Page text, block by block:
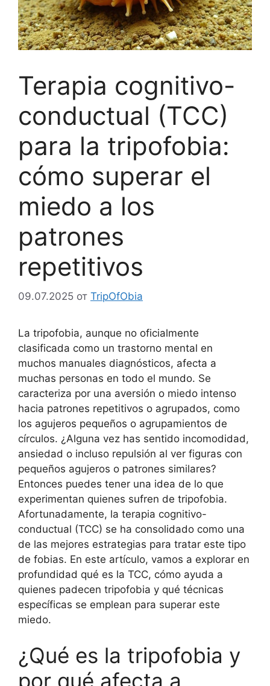
Terapia cognitivo-
conductual (TCC)
para la tripofobia:
cómo superar el
miedo a los
patrones
repetitivos
09.07.2025 от TripOfObia
La tripofobia, aunque no oficialmente
clasificada como un trastorno mental en
muchos manuales diagnósticos, afecta a
muchas personas en todo el mundo. Se
caracteriza por una aversión o miedo intenso
hacia patrones repetitivos o agrupados, como
los agujeros pequeños o agrupamientos de
círculos. ¿Alguna vez has sentido incomodidad,
ansiedad o incluso repulsión al ver figuras con
pequeños agujeros o patrones similares?
Entonces puedes tener una idea de lo que
experimentan quienes sufren de tripofobia.
Afortunadamente, la terapia cognitivo-
conductual (TCC) se ha consolidado como una
de las mejores estrategias para tratar este tipo
de fobias. En este artículo, vamos a explorar en
profundidad qué es la TCC, cómo ayuda a
quienes padecen tripofobia y qué técnicas
específicas se emplean para superar este
miedo.
¿Qué es la tripofobia y
por qué afecta a